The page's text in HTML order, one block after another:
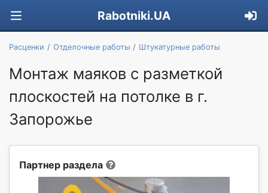
Rabotniki.UA
Расценки Отделочные работы Штукатурные работы
Монтаж маяков с разметкой
плоскостей на потолке в г.
Запорожье
Партнер раздела